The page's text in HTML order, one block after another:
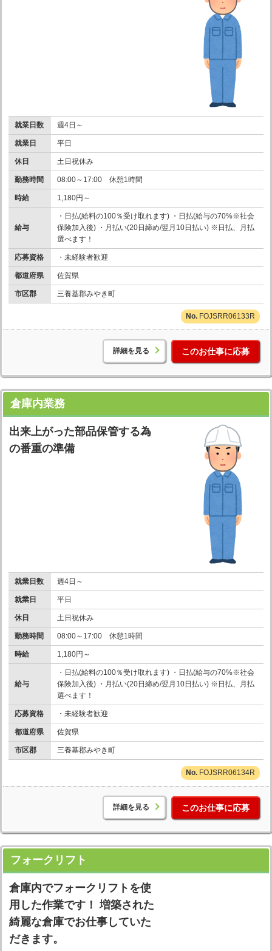
就業日数 週4日～
就業日 平日
休日 土日祝休み
勤務時間 08:00～17:00 休憩1時間
時給 1,180円～
給与
・日払(給料の100％受け取れます) ・日払(給与の70%※社会
保険加入後) ・月払い(20日締め/翌月10日払い) ※日払、月払
選べます！
応募資格 ・未経験者歓迎
都道府県 佐賀県
市区郡 三養基郡みやき町
FOJSRR06133R
詳細を見る このお仕事に応募
倉庫内業務
出来上がった部品保管する為
の番重の準備
就業日数 週4日～
就業日 平日
休日 土日祝休み
勤務時間 08:00～17:00 休憩1時間
時給 1,180円～
給与
・日払(給料の100％受け取れます) ・日払(給与の70%※社会
保険加入後) ・月払い(20日締め/翌月10日払い) ※日払、月払
選べます！
応募資格 ・未経験者歓迎
都道府県 佐賀県
市区郡 三養基郡みやき町
FOJSRR06134R
詳細を見る このお仕事に応募
フォークリフト
倉庫内でフォークリフトを使
用した作業です！ 増築された
綺麗な倉庫でお仕事していた
だきます。